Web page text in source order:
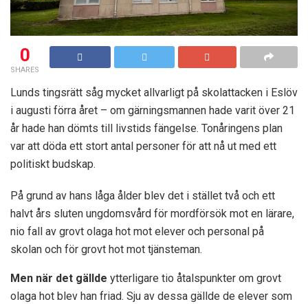
0
SHARES
Lunds tingsrätt såg mycket allvarligt på skolattacken i Eslöv
i augusti förra året – om gärningsmannen hade varit över 21
år hade han dömts till livstids fängelse. Tonåringens plan
var att döda ett stort antal personer för att nå ut med ett
politiskt budskap.
På grund av hans låga ålder blev det i stället två och ett
halvt års sluten ungdomsvård för mordförsök mot en lärare,
nio fall av grovt olaga hot mot elever och personal på
skolan och för grovt hot mot tjänsteman.
Men när det gällde ytterligare tio åtalspunkter om grovt
olaga hot blev han friad. Sju av dessa gällde de elever som